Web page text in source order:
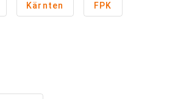
Kärnten FPK